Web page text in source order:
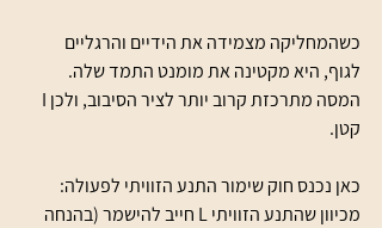
כשהמחליקה מצמידה את הידיים והרגליים
לגוף, היא מקטינה את מומנט התמד שלה.
קטן.
כאן נכנס חוק שימור התנע הזוויתי לפעולה:
מכיוון שהתנע הזוויתי L חייב להישמר (בהנחה